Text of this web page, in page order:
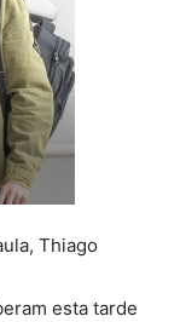
Thiago
esta tarde